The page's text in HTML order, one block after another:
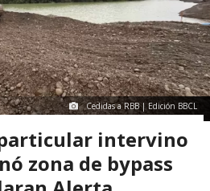
Cedidas a RBB | Edición BBCL
intervino
zona de bypass